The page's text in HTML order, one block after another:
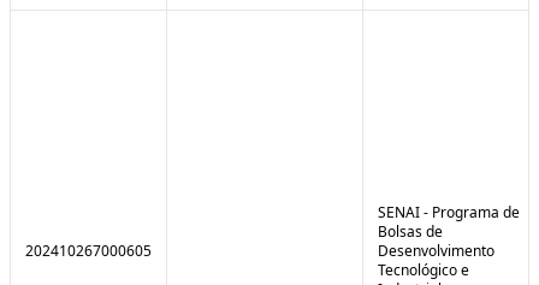
202410267000605
SENAI - Programa de
Bolsas de
Desenvolvimento
Tecnológico e